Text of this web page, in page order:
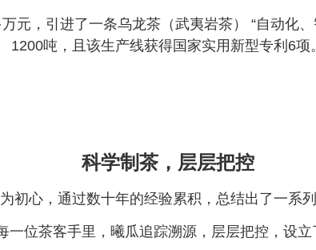
元，引进了一条乌龙茶（武夷岩茶） “自动化
1200吨，且该生产线获得国家实用新型专利6项。
科学制茶，层层把控
初心，通过数十年的经验累积，总结出了一系
位茶客手里，曦瓜追踪溯源，层层把控，设立